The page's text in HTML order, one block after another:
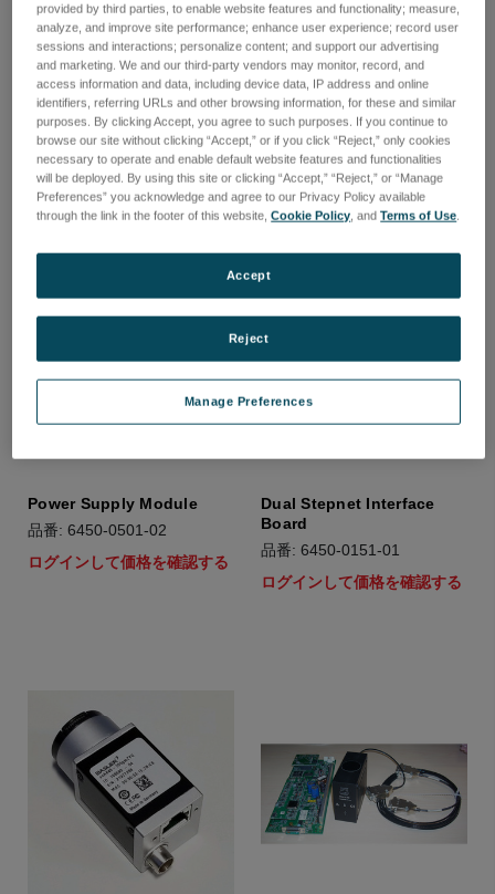
Turret Motor Driver Board
品番: 6450-8109-01
ログインして価格を確認する
Bridge Board
品番: 6450-8101-01
ログインして価格を確認する
Power Supply Module
品番: 6450-0501-02
ログインして価格を確認する
Dual Stepnet Interface
Board
品番: 6450-0151-01
ログインして価格を確認する
provided by third parties, to enable website features and functionality; measure,
analyze, and improve site performance; enhance user experience; record user
sessions and interactions; personalize content; and support our advertising
and marketing. We and our third-party vendors may monitor, record, and
access information and data, including device data, IP address and online
identifiers, referring URLs and other browsing information, for these and similar
purposes. By clicking Accept, you agree to such purposes. If you continue to
browse our site without clicking “Accept,” or if you click “Reject,” only cookies
necessary to operate and enable default website features and functionalities
will be deployed. By using this site or clicking “Accept,” “Reject,” or “Manage
Preferences” you acknowledge and agree to our Privacy Policy available
through the link in the footer of this website,Cookie Policy, andTerms of Use.
Manage Preferences
Reject
Accept